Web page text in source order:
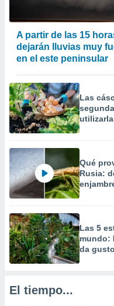
crear un
uso de
medir el
de la
el
del
o a través
de
de
de
con el
A partir de las 15
dejarán lluvias muy
en el este peninsular
Las
Qué
Rusia:
Las 5
mundo:
da
El tiempo...